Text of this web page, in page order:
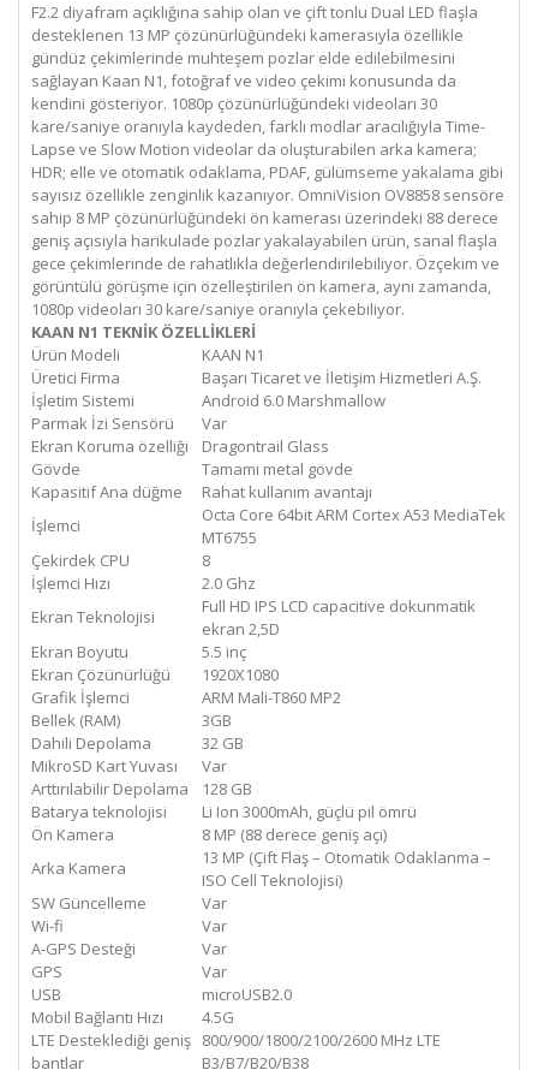
F2.2 diyafram açıklığına sahip olan ve çift tonlu Dual LED flaşla
desteklenen 13 MP çözünürlüğündeki kamerasıyla özellikle
gündüz çekimlerinde muhteşem pozlar elde edilebilmesini
sağlayan Kaan N1, fotoğraf ve video çekimi konusunda da
kendini gösteriyor. 1080p çözünürlüğündeki videoları 30
kare/saniye oranıyla kaydeden, farklı modlar aracılığıyla Time-
Lapse ve Slow Motion videolar da oluşturabilen arka kamera;
HDR; elle ve otomatik odaklama, PDAF, gülümseme yakalama gibi
sayısız özellikle zenginlik kazanıyor. OmniVision OV8858 sensöre
sahip 8 MP çözünürlüğündeki ön kamerası üzerindeki 88 derece
geniş açısıyla harikulade pozlar yakalayabilen ürün, sanal flaşla
gece çekimlerinde de rahatlıkla değerlendirilebiliyor. Özçekim ve
görüntülü görüşme için özelleştirilen ön kamera, aynı zamanda,
1080p videoları 30 kare/saniye oranıyla çekebiliyor.
KAAN N1 TEKNİK ÖZELLİKLERİ
Ürün Modeli
KAAN N1
Üretici Firma
Başarı Ticaret ve İletişim Hizmetleri A.Ş.
İşletim Sistemi
Android 6.0 Marshmallow
Parmak İzi Sensörü
Var
Ekran Koruma özelliği
Dragontrail Glass
Gövde
Tamamı metal gövde
Kapasitif Ana düğme
Rahat kullanım avantajı
İşlemci
Octa Core 64bit ARM Cortex A53 MediaTek
MT6755
Çekirdek CPU
8
İşlemci Hızı
2.0 Ghz
Ekran Teknolojisi
Full HD IPS LCD capacitive dokunmatik
ekran 2,5D
Ekran Boyutu
5.5 inç
Ekran Çözünürlüğü
1920X1080
Grafik İşlemci
ARM Mali-T860 MP2
Bellek (RAM)
3GB
Dahili Depolama
32 GB
MikroSD Kart Yuvası
Var
Arttırılabilir Depolama
128 GB
Batarya teknolojisi
Li Ion 3000mAh, güçlü pil ömrü
Ön Kamera
8 MP (88 derece geniş açı)
Arka Kamera
13 MP (Çift Flaş – Otomatik Odaklanma –
ISO Cell Teknolojisi)
SW Güncelleme
Var
Wi-fi
Var
A-GPS Desteği
Var
GPS
Var
USB
microUSB2.0
Mobil Bağlantı Hızı
4.5G
LTE Desteklediği geniş
bantlar
800/900/1800/2100/2600 MHz LTE
B3/B7/B20/B38